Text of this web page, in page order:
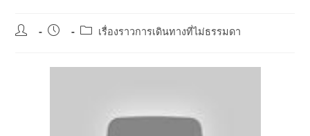
Post
Post
Postเรื่องราวการเดินทางที่ไม่ธรรมดา